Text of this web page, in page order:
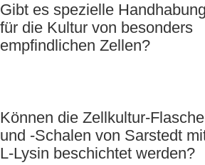
Gibt es spezielle
für die Kultur von besonders
empfindlichen Zellen?
Können die Zellkultur-
und -Schalen von Sarstedt
L-Lysin beschichtet werden?